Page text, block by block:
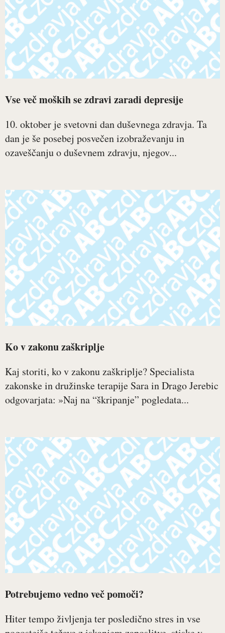
Vse več moških se zdravi zaradi depresije
10. oktober je svetovni dan duševnega zdravja. Ta
dan je še posebej posvečen izobraževanju in
ozaveščanju o duševnem zdravju, njegov...
Ko v zakonu zaškriplje
Kaj storiti, ko v zakonu zaškriplje? Specialista
zakonske in družinske terapije Sara in Drago Jerebic
odgovarjata: »Naj na “škripanje” pogledata...
Potrebujemo vedno več pomoči?
Hiter tempo življenja ter posledično stres in vse